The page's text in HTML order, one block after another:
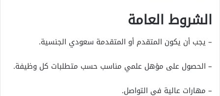
الشروط العامة
– يجب أن يكون المتقدم أو المتقدمة سعودي الجنسية.
– الحصول على مؤهل علمي مناسب حسب متطلبات كل وظيفة.
– مهارات عالية في التواصل.